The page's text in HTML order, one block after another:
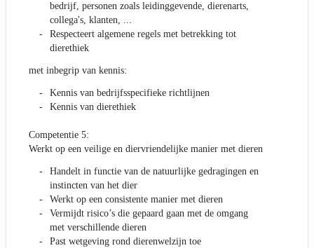
bedrijf, personen zoals leidinggevende, dierenarts,
collega's, klanten, ...
Respecteert algemene regels met betrekking tot
dierethiek
met inbegrip van kennis:
Kennis van bedrijfsspecifieke richtlijnen
Kennis van dierethiek
Competentie 5:
Werkt op een veilige en diervriendelijke manier met dieren
Handelt in functie van de natuurlijke gedragingen en
instincten van het dier
Werkt op een consistente manier met dieren
Vermijdt risico’s die gepaard gaan met de omgang
met verschillende dieren
Past wetgeving rond dierenwelzijn toe